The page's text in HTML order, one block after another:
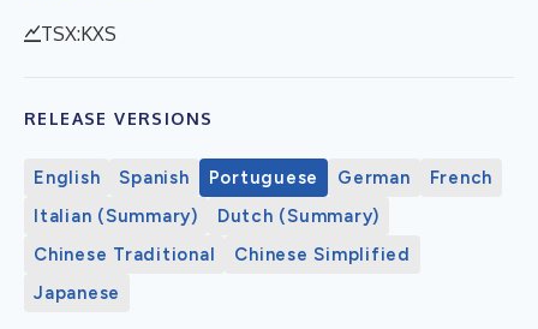
TSX:KXS
RELEASE VERSIONS
English Spanish Portuguese German
French
Italian (Summary)
Dutch (Summary)
Chinese Traditional
Chinese Simplified
Japanese